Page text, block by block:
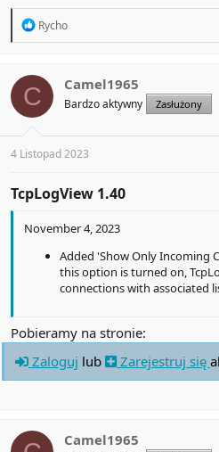
R
t
i
o
s
:
Rycho
C Camel1965
Bardzo aktywny Zasłużony
4 Listopad 2023
TcpLogView 1.40​
November 4, 2023
Added 'Show Only Incoming
this option is turned on,
connections with associated
Pobieramy na stronie:
Zaloguj lub Zarejestruj się
Camel1965